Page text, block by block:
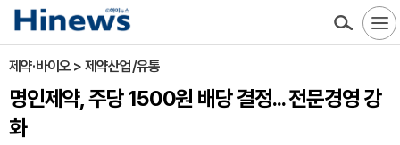
제약·바이오 > 제약산업/유통
명인제약, 주당 1500원 배당 결정... 전문경영 강
화